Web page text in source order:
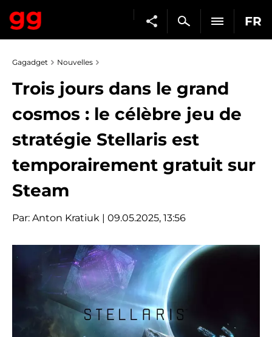
FR
Gagadget Nouvelles
Trois jours dans le grand
cosmos : le célèbre jeu de
stratégie Stellaris est
temporairement gratuit sur
Steam
Par: Anton Kratiuk | 09.05.2025, 13:56